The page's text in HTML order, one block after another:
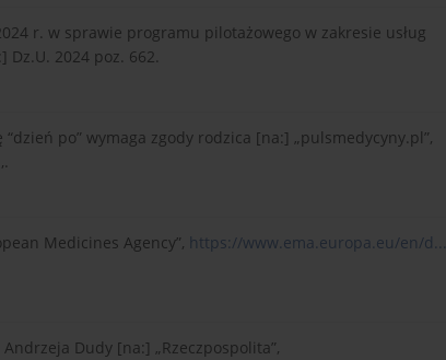
r. w sprawie programu pilotażowego w zakresie usług
2024 poz. 662.
po” wymaga zgody rodzica [na:] „pulsmedycyny.pl”,
Medicines Agency”, https://www.ema.europa.eu/en/d...
Dudy [na:] „Rzeczpospolita”,